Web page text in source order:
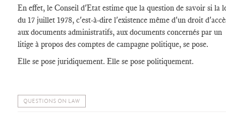
En effet, le Conseil d'Etat estime que la question de savoir si la
du 17 juillet 1978, c'est-à-dire l'existence même d'un droit
aux documents administratifs, aux documents concernés par un
litige à propos des comptes de campagne politique, se pose.
Elle se pose juridiquement. Elle se pose politiquement.
QUESTIONS ON LAW